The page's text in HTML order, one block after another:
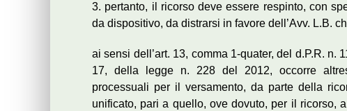
3. pertanto, il ricorso deve essere respinto, con
da dispositivo, da distrarsi in favore dell’Avv. L.B.
ai sensi dell’art. 13, comma 1-quater, del d.P.R. n.
17, della legge n. 228 del 2012, occorre
processuali per il versamento, da parte della
unificato, pari a quello, ove dovuto, per il ricorso,